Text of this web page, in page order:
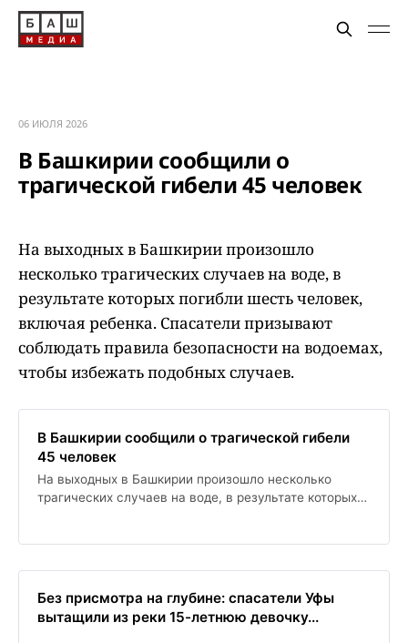
06 ИЮЛЯ 2026
В Башкирии сообщили о
трагической гибели 45 человек
На выходных в Башкирии произошло
несколько трагических случаев на воде, в
результате которых погибли шесть человек,
включая ребенка. Спасатели призывают
соблюдать правила безопасности на водоемах,
чтобы избежать подобных случаев.
В Башкирии сообщили о трагической гибели
45 человек
На выходных в Башкирии произошло несколько
трагических случаев на воде, в результате которых
Без присмотра на глубине: спасатели Уфы
вытащили из реки 15-летнюю девочку...